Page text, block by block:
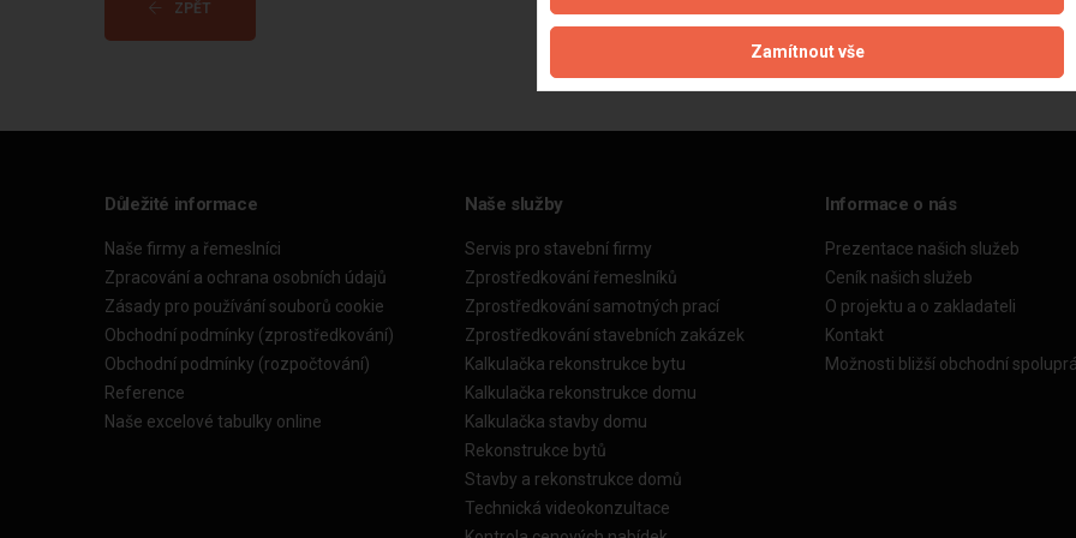
ZPĚT
Důležité informace
Naše firmy a řemeslníci
Zpracování a ochrana osobních údajů
Zásady pro používání souborů cookie
Obchodní podmínky (zprostředkování)
Obchodní podmínky (rozpočtování)
Reference
Naše excelové tabulky online
Naše služby
Servis pro stavební firmy
Zprostředkování řemeslníků
Zprostředkování samotných prací
Zprostředkování stavebních zakázek
Kalkulačka rekonstrukce bytu
Kalkulačka rekonstrukce domu
Kalkulačka stavby domu
Rekonstrukce bytů
Stavby a rekonstrukce domů
Technická videokonzultace
Informace o nás
Prezentace našich služeb
Ceník našich služeb
O projektu a o zakladateli
Kontakt
Možnosti bližší obchodní
Zamítnout vše